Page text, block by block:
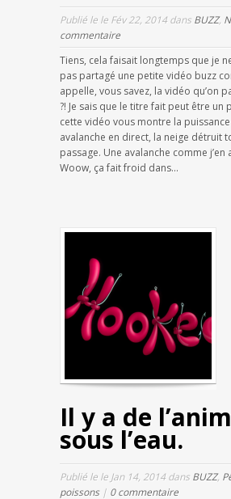
Publié le le Fév 22, 2014 dans BUZZ,
commentaire
Tiens, cela faisait longtemps que je
pas partagé une petite vidéo buzz
appelle, vous savez, la vidéo qu’on
?! Je sais que le titre fait peut être un
cette vidéo vous montre la puissance
avalanche en direct, la neige détruit
passage. Une avalanche comme j’en
Woow, ça fait froid dans...
Il y a de
sous l’eau.
Publié le le Jan 14, 2014 dans BUZZ,
poissons| 0 commentaire